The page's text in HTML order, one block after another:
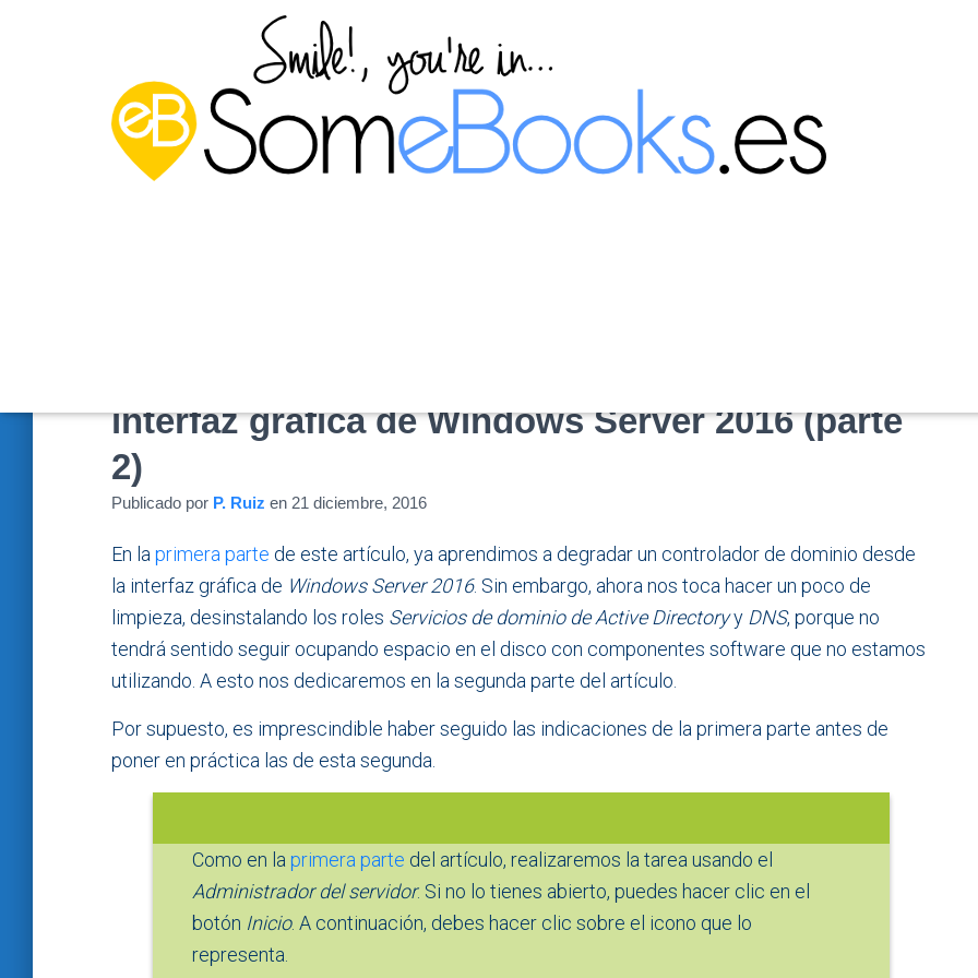
interfaz gráfica de Windows Server 2016 (parte
2)
Publicado por P. Ruiz en 21 diciembre, 2016
En la primera parte de este artículo, ya aprendimos a degradar un controlador de dominio desde
la interfaz gráfica de Windows Server 2016. Sin embargo, ahora nos toca hacer un poco de
limpieza, desinstalando los roles Servicios de dominio de Active Directoryy DNS, porque no
tendrá sentido seguir ocupando espacio en el disco con componentes software que no estamos
utilizando. A esto nos dedicaremos en la segunda parte del artículo.
Por supuesto, es imprescindible haber seguido las indicaciones de la primera parte antes de
poner en práctica las de esta segunda.
Como en la primera parte del artículo, realizaremos la tarea usando el
Administrador del servidor. Si no lo tienes abierto, puedes hacer clic en el
botón Inicio. A continuación, debes hacer clic sobre el icono que lo
representa.